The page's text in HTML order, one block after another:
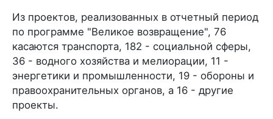
Из проектов, реализованных в отчетный период
по программе "Великое возвращение", 76
касаются транспорта, 182 - социальной сферы,
36 - водного хозяйства и мелиорации, 11 -
энергетики и промышленности, 19 - обороны и
правоохранительных органов, а 16 - другие
проекты.